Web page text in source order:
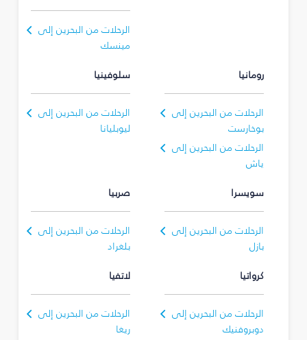
الرحلات من البحرين إلى
مينسك
رومانيا
الرحلات من البحرين إلى
بوخارست
الرحلات من البحرين إلى
ياش
سلوفينيا
الرحلات من البحرين إلى
ليوبليانا
سويسرا
الرحلات من البحرين إلى
بازل
صربيا
الرحلات من البحرين إلى
بلغراد
كرواتيا
الرحلات من البحرين إلى
دوبروفنيك
لاتفيا
الرحلات من البحرين إلى
ريغا